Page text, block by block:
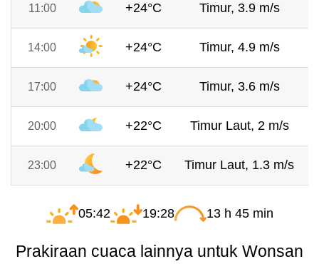
11:00 +24°C Timur, 3.9 m/s
14:00 +24°C Timur, 4.9 m/s
17:00 +24°C Timur, 3.6 m/s
20:00 +22°C Timur Laut, 2 m/s
23:00 +22°C Timur Laut, 1.3 m/s
05:42 19:28 13 h 45 min
Prakiraan cuaca lainnya untuk Wonsan